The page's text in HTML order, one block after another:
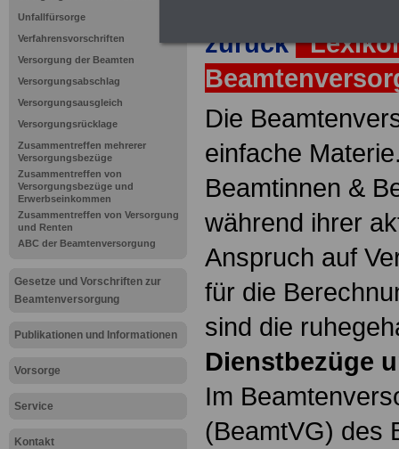
Unfallfürsorge
Verfahrensvorschriften
Versorgung der Beamten
Versorgungsabschlag
Versorgungsausgleich
Versorgungsrücklage
Zusammentreffen mehrerer
Versorgungsbezüge
Zusammentreffen von
Versorgungsbezüge und
Erwerbseinkommen
Zusammentreffen von Versorgung
und Renten
ABC der Beamtenversorgung
Gesetze und Vorschriften zur
Beamtenversorgung
Publikationen und Informationen
Vorsorge
Service
Kontakt
zurück
Die
einfache
Beamtinnen &
während ihrer
Anspruch auf
für die
sind die
Dienstbezüge
Im
(BeamtVG) des